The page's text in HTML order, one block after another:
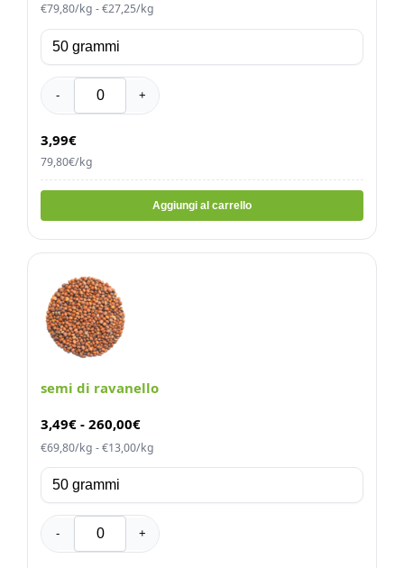
€79,80/kg - €27,25/kg
- +
3,99€
79,80€/kg
Aggiungi al carrello
semi di ravanello
3,49€ - 260,00€
€69,80/kg - €13,00/kg
- +